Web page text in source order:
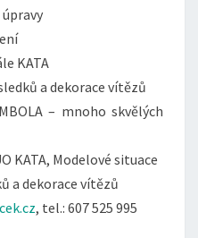
úpravy
KATA
a dekorace vítězů
– mnoho skvělých
KATA, Modelové situace
a dekorace vítězů
, tel.: 607 525 995